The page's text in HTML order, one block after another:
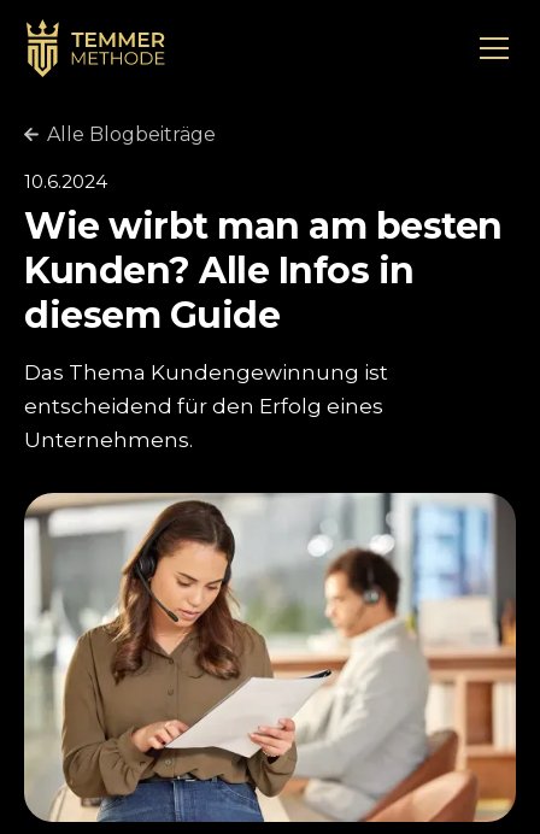
Alle Blogbeiträge
10.6.2024
Wie wirbt man am besten
Kunden? Alle Infos in
diesem Guide
Das Thema Kundengewinnung ist
entscheidend für den Erfolg eines
Unternehmens.